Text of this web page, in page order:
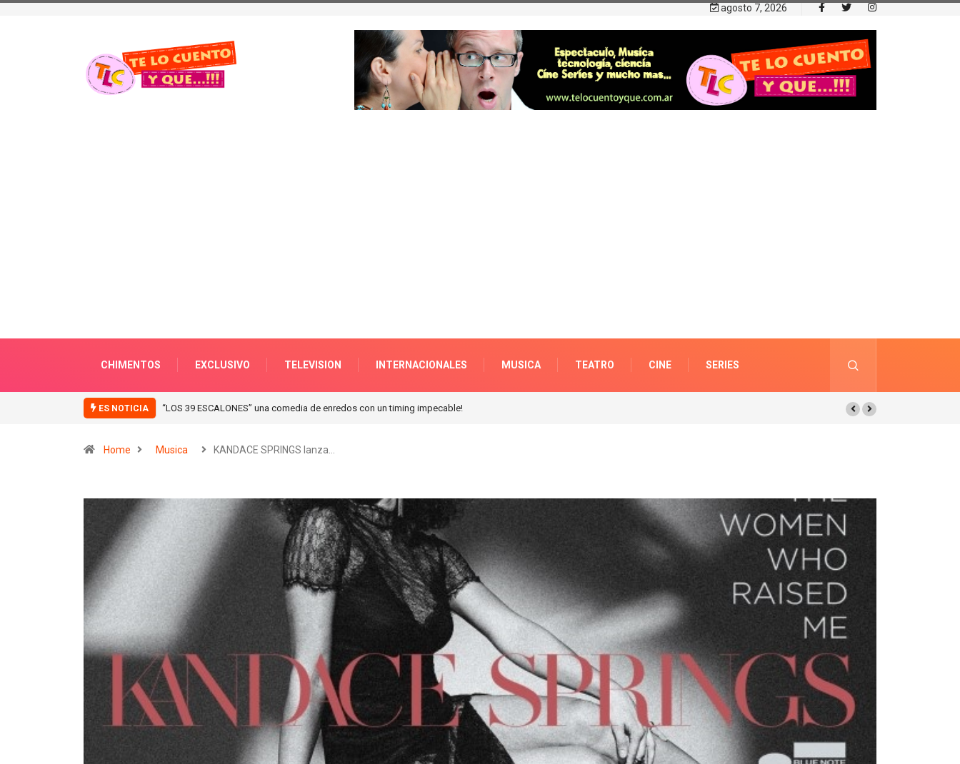
agosto 7, 2026
CHIMENTOS EXCLUSIVO TELEVISION INTERNACIONALES MUSICA TEATRO CINE SERIES
ES NOTICIA “ICONIC WINTER” nuevas colecciones en Galerias pacifico!
Home Musica KANDACE SPRINGS lanza…